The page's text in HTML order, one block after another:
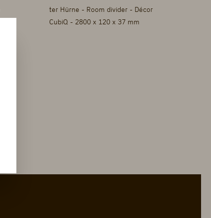
ter Hürne - Room divider - Décor
CubiQ - 2800 x 120 x 37 mm